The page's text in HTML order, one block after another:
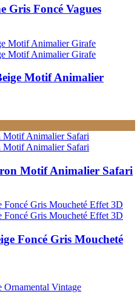
Gris Foncé Vagues
Motif Animalier
Motif Animalier Safari
Foncé Gris Moucheté